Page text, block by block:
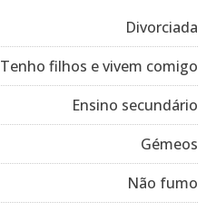
Divorciada
Tenho filhos e vivem comigo
Ensino secundário
Gémeos
Não fumo